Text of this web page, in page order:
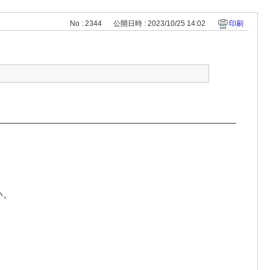
No : 2344 公開日時 : 2023/10/25 14:02 印刷